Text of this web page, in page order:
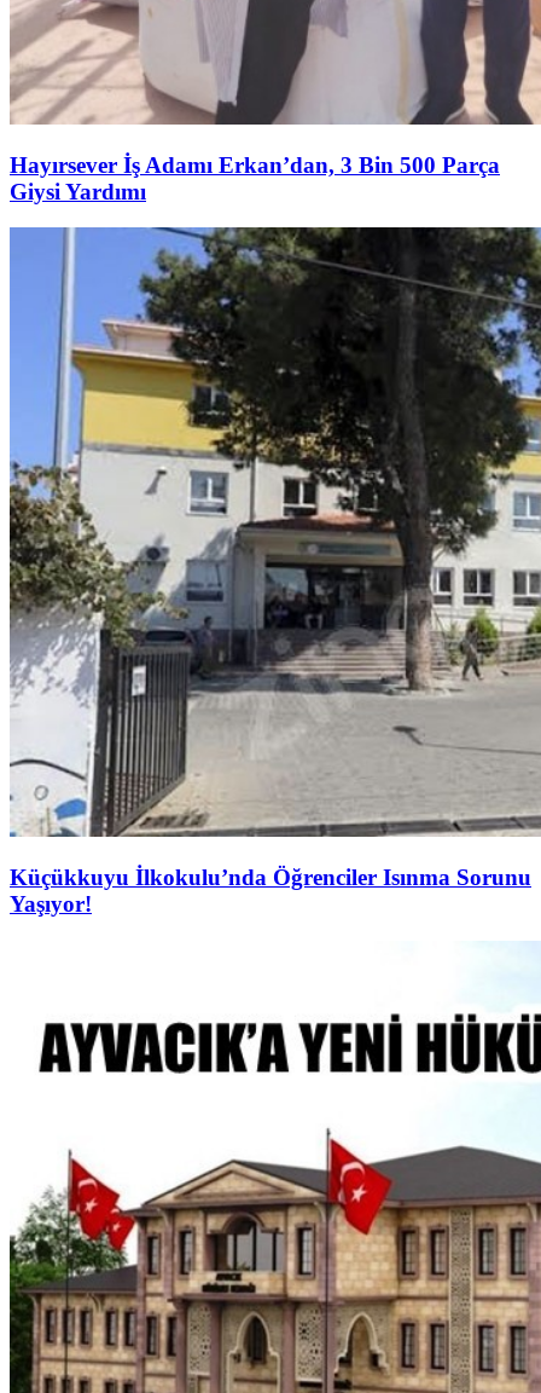
Hayırsever İş Adamı Erkan’dan, 3 Bin 500 Parça
Giysi Yardımı
Küçükkuyu İlkokulu’nda Öğrenciler Isınma Sorunu
Yaşıyor!